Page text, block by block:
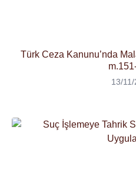
Türk Ceza Kanunu’nda
13/